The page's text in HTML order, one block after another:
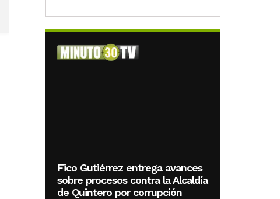
Fico Gutiérrez entrega avances
sobre procesos contra la Alcaldía
de Quintero por corrupción